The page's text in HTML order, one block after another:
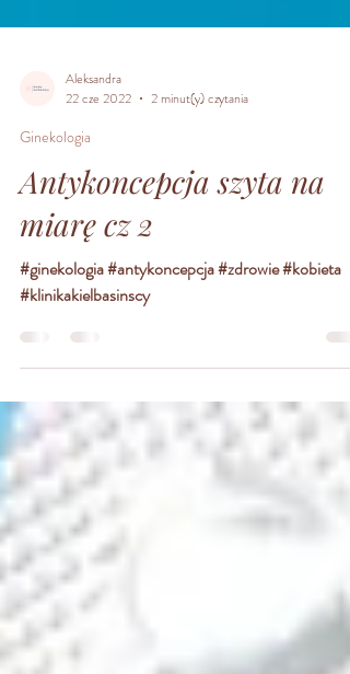
Aleksandra
22 cze 2022
2 minut(y) czytania
Ginekologia
Antykoncepcja szyta na
miarę cz 2
#ginekologia #antykoncepcja #zdrowie #kobieta
#klinikakielbasinscy